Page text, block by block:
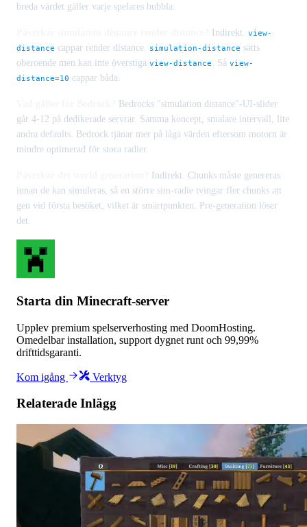
breda värdet gäller varje spelares bubbla.
Indirekt. view-
distance cappar render distance. simulation-distance sätts
oberoende men kan inte överstiga view-distance. Så view-
distance=10 cappar båda.
Bedrocks "simulation distance"-UI-slider
går 4-12 på dedikerade servrar. Samma koncept, smalare intervall, lite
andra defaults. Bedrock tjänar mer på låga värden eftersom motorn är
mindre optimerad för stora radier.
Indirekt. Chunks måste genereras
innan de kan simuleras, så en större sim-radie tvingar fler chunks att
gen vid första besöket, vilket är smärtpunkten. Pre-generation löser
det.
Starta din Minecraft-server
Upplev premium spelserverhosting med DoomHosting.
Omedelbar installation, support dygnet runt och 99,99%
drifttidsgaranti.
Kom igång Verktyg
Relaterade Inlägg